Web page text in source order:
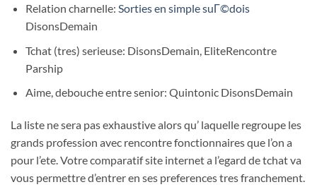
Relation charnelle: Sorties en simple suГ©dois
DisonsDemain
Tchat (tres) serieuse: DisonsDemain, EliteRencontre
Parship
Aime, debouche entre senior: Quintonic DisonsDemain
La liste ne sera pas exhaustive alors qu’ laquelle regroupe les
grands profession avec rencontre fonctionnaires que l’on a
pour l’ete. Votre comparatif site internet a l’egard de tchat va
vous permettre d’entrer en ses preferences tres franchement.